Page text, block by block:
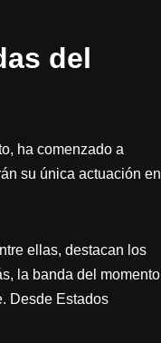
del
ha comenzado a
su única actuación en
ellas, destacan los
la banda del momento
Desde Estados